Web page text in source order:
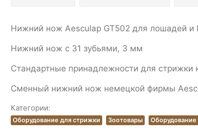
Нижний нож Aesculap GT502 для лошадей и
Нижний нож с 31 зубьями, 3 мм
Стандартные принадлежности для стрижки
Сменный нижний нож немецкой фирмы
Категории:
Оборудование для стрижки Зоотовары